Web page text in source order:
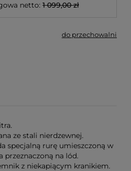
netto: 1 099,00 zł
do przechowalni
ze stali nierdzewnej.
specjalną rurę umieszczoną w
przeznaczoną na lód.
z niekapiącym kranikiem.